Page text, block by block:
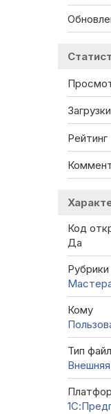
Загрузки
Рейтинг
Код
Да
Рубрики
Кому
Тип